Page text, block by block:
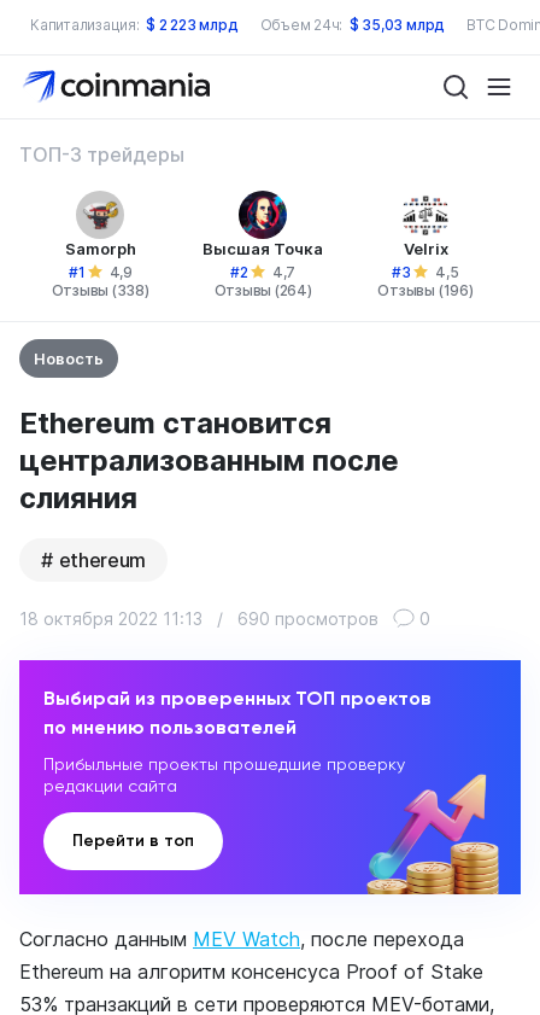
Капитализация: $ 2 223 млрд Объем 24ч: $ 35,03 млрд BTC
ТОП-3 трейдеры
Samorph
#1
4,9
Отзывы (338)
Высшая Точка
#2
4,7
Отзывы (264)
Velrix
#3
4,5
Отзывы (196)
Новость
Ethereum становится
централизованным после
слияния
ethereum
18 октября 2022 11:13 / 690 просмотров 0
Выбирай из проверенных ТОП проектов
по мнению пользователей
Прибыльные проекты прошедшие проверку
редакции сайта
Перейти в топ
Согласно данным MEV Watch, после перехода
Ethereum на алгоритм консенсуса Proof of Stake
53% транзакций в сети проверяются MEV-ботами,